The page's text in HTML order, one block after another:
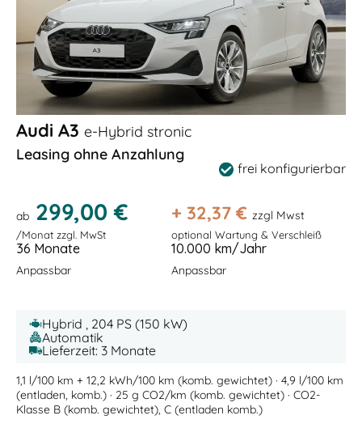
Audi A3 e-Hybrid stronic
Leasing ohne Anzahlung
frei konfigurierbar
ab 299,00 €
/Monat zzgl. MwSt
+ 32,37€ zzgl Mwst
optional Wartung & Verschleiß
36 Monate
Anpassbar
10.000 km/Jahr
Anpassbar
Hybrid , 204 PS (150 kW)
Automatik
Lieferzeit: 3 Monate
1,1 l/100 km + 12,2 kWh/100 km (komb. gewichtet) · 4,9 l/100 km
(entladen, komb.) · 25 g CO2/km (komb. gewichtet) · CO2-
Klasse B (komb. gewichtet), C (entladen komb.)